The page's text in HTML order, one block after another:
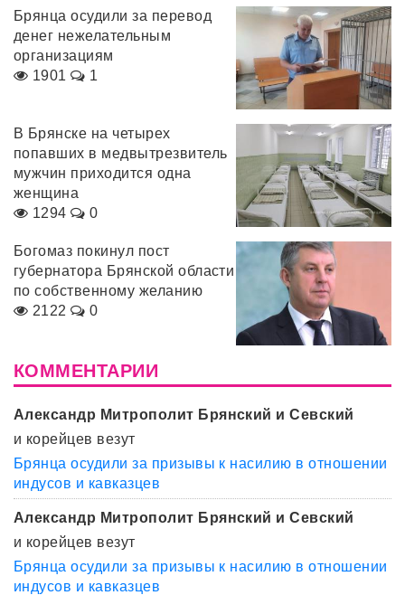
Брянца осудили за перевод
денег нежелательным
организациям
1901
1
В Брянске на четырех
попавших в медвытрезвитель
мужчин приходится одна
женщина
1294
0
Богомаз покинул пост
губернатора Брянской области
по собственному желанию
2122
0
КОММЕНТАРИИ
Александр Митрополит Брянский и Севский
и корейцев везут
Брянца осудили за призывы к насилию в отношении
индусов и кавказцев
Александр Митрополит Брянский и Севский
и корейцев везут
Брянца осудили за призывы к насилию в отношении
индусов и кавказцев